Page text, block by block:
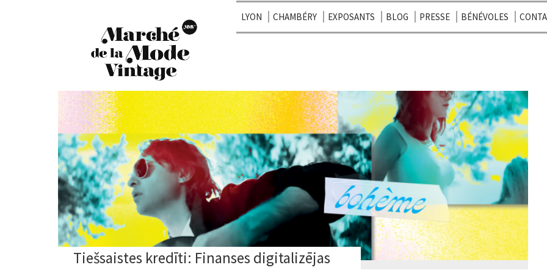
LYON CHAMBÉRY EXPOSANTS BLOG PRESSE BÉNÉVOLES
Tiešsaistes kredīti: Finanses digitalizējas